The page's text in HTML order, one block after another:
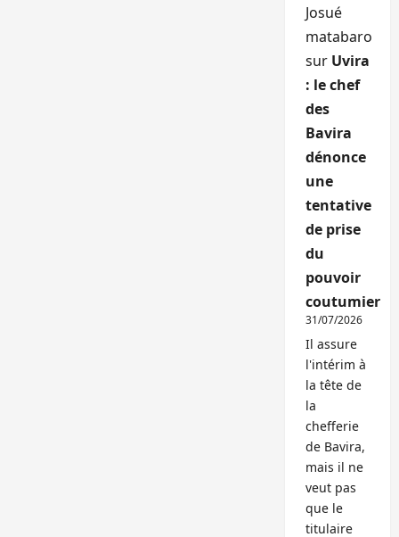
Josué
matabaro
sur Uvira
: le chef
des
Bavira
dénonce
une
tentative
de prise
du
pouvoir
coutumier
31/07/2026
Il assure
l'intérim à
la tête de
la
chefferie
de Bavira,
mais il ne
veut pas
que le
titulaire